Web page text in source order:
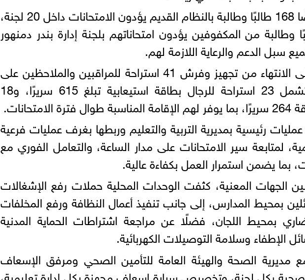
وأضاف أن هناك أيضًا 168 طالبًا وطالبة بالنظام القديم يؤدون الامتحانات داخل 20 لجنة،
إلى 14 طالبًا وطالبة من المكفوفين يؤدون امتحاناتهم بلجنة إدارة بندر دمنهور
سبل الدعم والرعاية اللازمة لهم.
وأشار وكيل الوزارة إلى الانتهاء من تجهيز وفرش 41 استراحة للمراقبين والملاحظين على
مستوى المحافظة، تشمل 23 استراحة للرجال بطاقة استيعابية تبلغ 615 سريرًا، و18
رئيسية بمديرية التربية والتعليم وربطها بغرف عمليات فرعية
لمتابعة سير الامتحانات على مدار الساعة، والتعامل الفوري مع
يضمن استمرار العمل بكفاءة عالية.
الجهات المعنية، كثفت الوحدات المحلية حملات رفع الإشغالات
بمحيط المدارس، إلى جانب تنفيذ أعمال النظافة ورفع المخلفات
بمحيط اللجان، فضلًا عن مراجعة اشتراطات الحماية المدنية
الإطفاء وسلامة التوصيلات الكهربائية.
مديرية الصحة والهيئة العامة للتأمين الصحي ومرفق الإسعاف
صحية بكل لجنة، وتخصيص سيارة إسعاف مجهزة بكل إدارة تعليمية،